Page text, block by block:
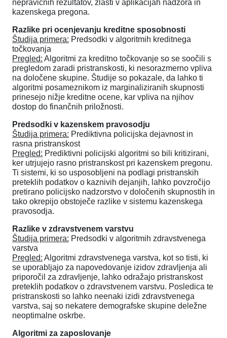
nepravičnih rezultatov, zlasti v aplikacijah nadzora in
kazenskega pregona.
Razlike pri ocenjevanju kreditne sposobnosti
Študija primera: Predsodki v algoritmih kreditnega
točkovanja
Pregled: Algoritmi za kreditno točkovanje so se soočili s
pregledom zaradi pristranskosti, ki nesorazmerno vpliva
na določene skupine. Študije so pokazale, da lahko ti
algoritmi posameznikom iz marginaliziranih skupnosti
prinesejo nižje kreditne ocene, kar vpliva na njihov
dostop do finančnih priložnosti.
Predsodki v kazenskem pravosodju
Študija primera: Prediktivna policijska dejavnost in
rasna pristranskost
Pregled: Prediktivni policijski algoritmi so bili kritizirani,
ker utrjujejo rasno pristranskost pri kazenskem pregonu.
Ti sistemi, ki so usposobljeni na podlagi pristranskih
preteklih podatkov o kaznivih dejanjih, lahko povzročijo
pretirano policijsko nadzorstvo v določenih skupnostih in
tako okrepijo obstoječe razlike v sistemu kazenskega
pravosodja.
Razlike v zdravstvenem varstvu
Študija primera: Predsodki v algoritmih zdravstvenega
varstva
Pregled: Algoritmi zdravstvenega varstva, kot so tisti, ki
se uporabljajo za napovedovanje izidov zdravljenja ali
priporočil za zdravljenje, lahko odražajo pristranskost
preteklih podatkov o zdravstvenem varstvu. Posledica te
pristranskosti so lahko neenaki izidi zdravstvenega
varstva, saj so nekatere demografske skupine deležne
neoptimalne oskrbe.
Algoritmi za zaposlovanje